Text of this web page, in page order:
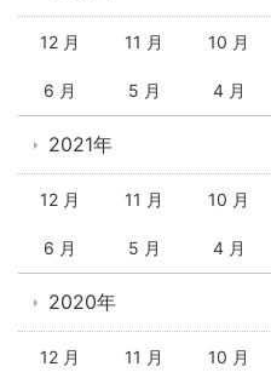
12 月 11 月 10 月
6 月 5 月 4 月
2021年
12 月 11 月 10 月
6 月 5 月 4 月
2020年
12 月 11 月 10 月